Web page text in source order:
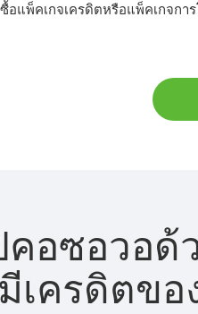
ซื้อแพ็คเกจเครดิตหรือแพ็คเกจกา
อซอวอด้
เครดิตขอ